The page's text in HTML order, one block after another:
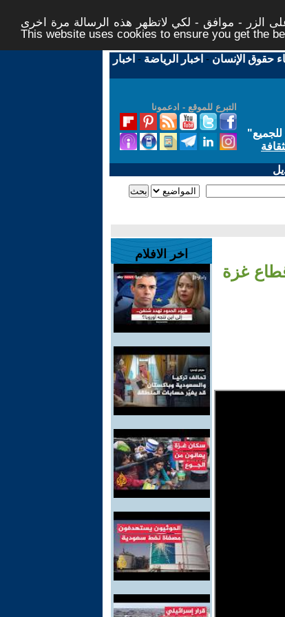
الزر - موافق - لكي لاتظهر هذه الرسالة مرة اخرى -
This website uses cookies to ensure you get the
حقوق الإنسان - اخبار الرياضة - اخبار
التبرع للموقع - ادعمونا
"
غزة
اخر الافلام